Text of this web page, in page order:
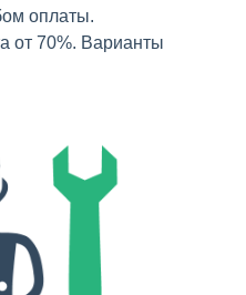
оплаты.
от 70%. Варианты